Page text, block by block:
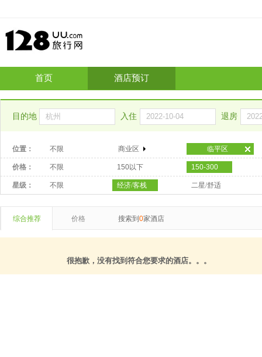
首页 酒店预订
目的地 入住 退房
位置： 不限 商业区 临平区
价格： 不限 150以下 150-300
星级： 不限 经济/客栈 二星/舒适
综合推荐 价格 搜索到 0家酒店
很抱歉，没有找到符合您要求的酒店。。。